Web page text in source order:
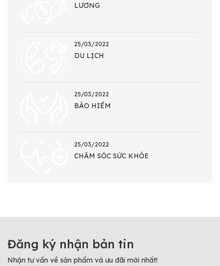
LƯƠNG
25/03/2022
DU LỊCH
25/03/2022
BẢO HIỂM
25/03/2022
CHĂM SÓC SỨC KHỎE
Đăng ký nhận bản tin
Nhận tư vấn về sản phẩm và ưu đãi mới nhất!